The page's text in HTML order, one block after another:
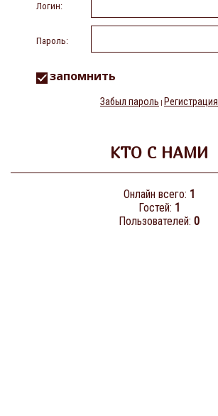
Логин:
Пароль:
запомнить
Забыл пароль | Регистрация
КТО С НАМИ
Онлайн всего: 1
Гостей: 1
Пользователей: 0